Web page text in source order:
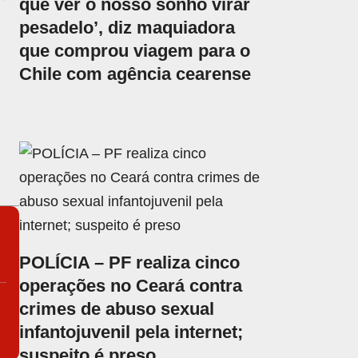
que ver o nosso sonho virar
pesadelo’, diz maquiadora
que comprou viagem para o
Chile com agência cearense
POLÍCIA – PF realiza cinco
operações no Ceará contra
crimes de abuso sexual
infantojuvenil pela internet;